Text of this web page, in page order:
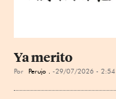
Ya merito
Por Perujo . 29/07/2026 - 2:54